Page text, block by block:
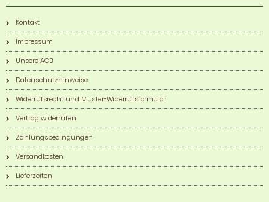
Kontakt
Impressum
Unsere AGB
Datenschutzhinweise
Widerrufsrecht und Muster-Widerrufsformular
Vertrag widerrufen
Zahlungsbedingungen
Versandkosten
Lieferzeiten